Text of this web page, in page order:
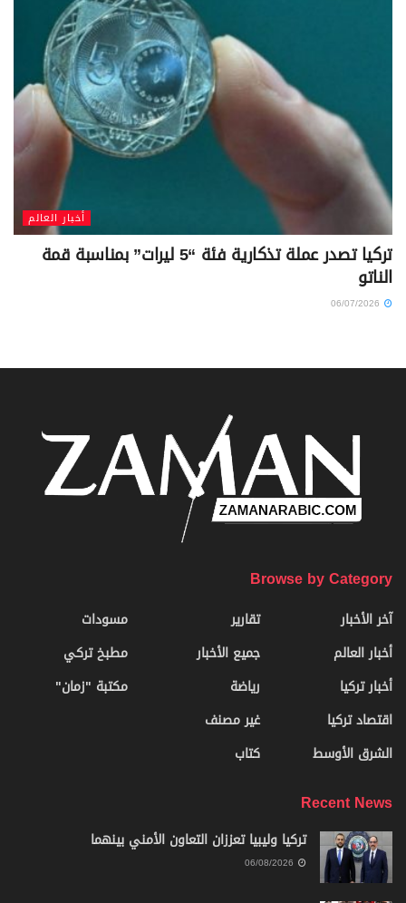
أخبار العالم
تركيا تصدر عملة تذكارية فئة “5 ليرات” بمناسبة قمة
الناتو
Browse by Category
آخر الأخبار
أخبار العالم
أخبار تركيا
اقتصاد تركيا
الشرق الأوسط
تقارير
جميع الأخبار
رياضة
غير مصنف
كتاب
مسودات
مطبخ تركي
مكتبة "زمان"
Recent News
تركيا وليبيا تعززان التعاون الأمني بينهما